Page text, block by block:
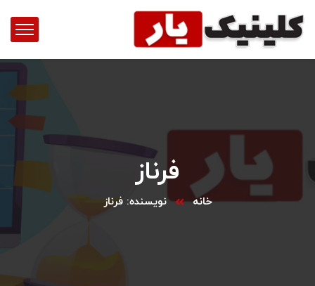
فرناز
خانه نویسنده: فرناز